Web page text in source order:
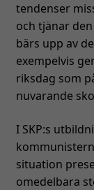
tendenser
och tjänar
bärs upp av
exempelvis
riksdag som
nuvarande
I SKP:s
situation
omedelbara